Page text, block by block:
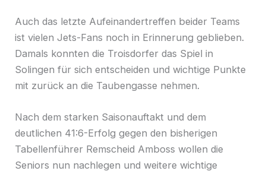
Auch das letzte Aufeinandertreffen beider Teams
ist vielen Jets-Fans noch in Erinnerung geblieben.
Damals konnten die Troisdorfer das Spiel in
Solingen für sich entscheiden und wichtige Punkte
mit zurück an die Taubengasse nehmen.
Nach dem starken Saisonauftakt und dem
deutlichen 41:6-Erfolg gegen den bisherigen
Tabellenführer Remscheid Amboss wollen die
Seniors nun nachlegen und weitere wichtige